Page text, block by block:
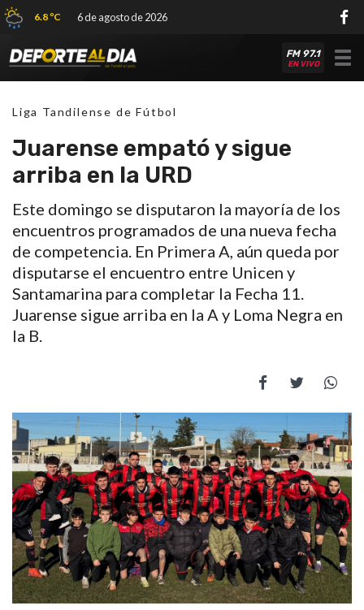
6.8 ºC 6 de agosto de 2026
FM 97.1
EN VIVO
Liga Tandilense de Fútbol
Juarense empató y sigue
arriba en la URD
Este domingo se disputaron la mayoría de los
encuentros programados de una nueva fecha
de competencia. En Primera A, aún queda por
disputarse el encuentro entre Unicen y
Santamarina para completar la Fecha 11.
Juarense sigue arriba en la A y Loma Negra en
la B.